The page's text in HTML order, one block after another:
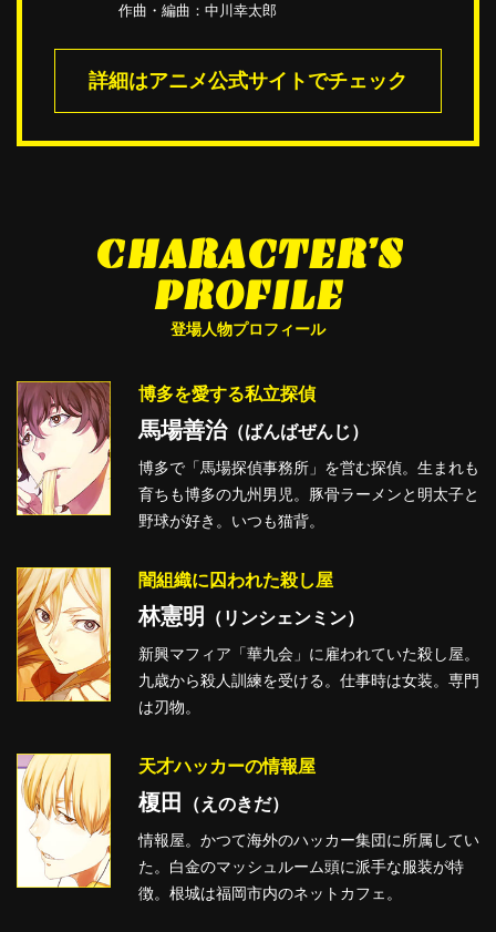
作曲・編曲：中川幸太郎
詳細はアニメ公式サイトでチェック
CHARACTER’S
PROFILE
登場人物プロフィール
博多を愛する私立探偵
馬場善治（ばんばぜんじ）
博多で「馬場探偵事務所」を営む探偵。生まれも
育ちも博多の九州男児。豚骨ラーメンと明太子と
野球が好き。いつも猫背。
闇組織に囚われた殺し屋
林憲明 （リンシェンミン）
新興マフィア「華九会」に雇われていた殺し屋。
九歳から殺人訓練を受ける。仕事時は女装。専門
は刃物。
天才ハッカーの情報屋
榎田 （えのきだ）
情報屋。かつて海外のハッカー集団に所属してい
た。白金のマッシュルーム頭に派手な服装が特
徴。根城は福岡市内のネットカフェ。